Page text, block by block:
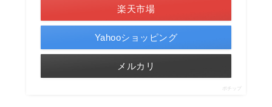
楽天市場
Yahooショッピング
メルカリ
ポチップ